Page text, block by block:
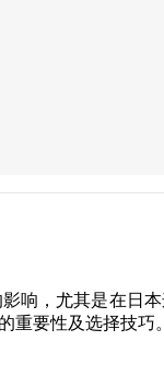
响，尤其是在日
重要性及选择技巧。